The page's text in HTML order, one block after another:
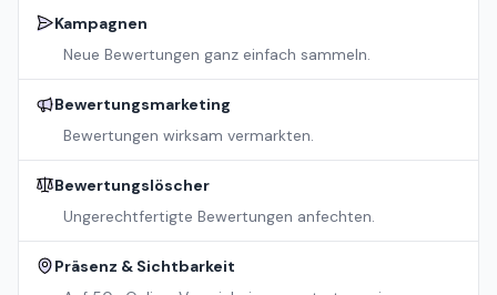
Kampagnen
Neue Bewertungen ganz einfach sammeln.
Bewertungsmarketing
Bewertungen wirksam vermarkten.
Bewertungslöscher
Ungerechtfertigte Bewertungen anfechten.
Präsenz & Sichtbarkeit